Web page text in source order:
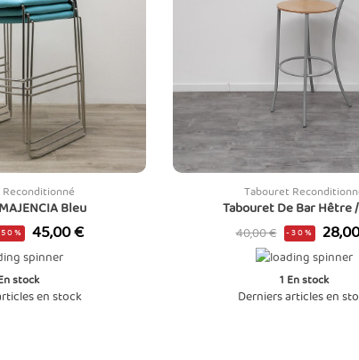
Bleu
Prix
45,00 €
stock
en stock
Tabouret
Tabouret De Bar Hêtre
Prix
40,00 € -30% Prix
1 En stock
Derniers articles en